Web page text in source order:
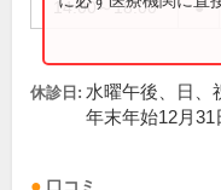
14:00～18:00 ●
休診日: 水曜午後、日、
年末年始12月31